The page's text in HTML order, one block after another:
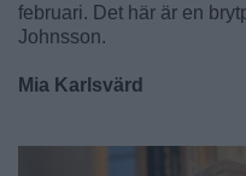
februari. Det här är en
Johnsson.
Mia Karlsvärd